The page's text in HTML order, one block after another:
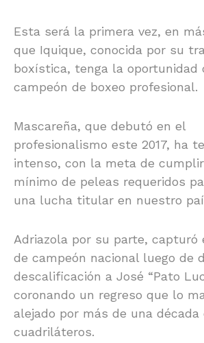
Esta será la primera vez, en
que Iquique, conocida por su
boxística, tenga la oportunidad
campeón de boxeo profesional.
Mascareña, que debutó en el
profesionalismo este 2017, ha
intenso, con la meta de
mínimo de peleas requeridos
una lucha titular en nuestro
Adriazola por su parte, capturó
de campeón nacional luego de
descalificación a José “Pato
coronando un regreso que lo
alejado por más de una década
cuadriláteros.